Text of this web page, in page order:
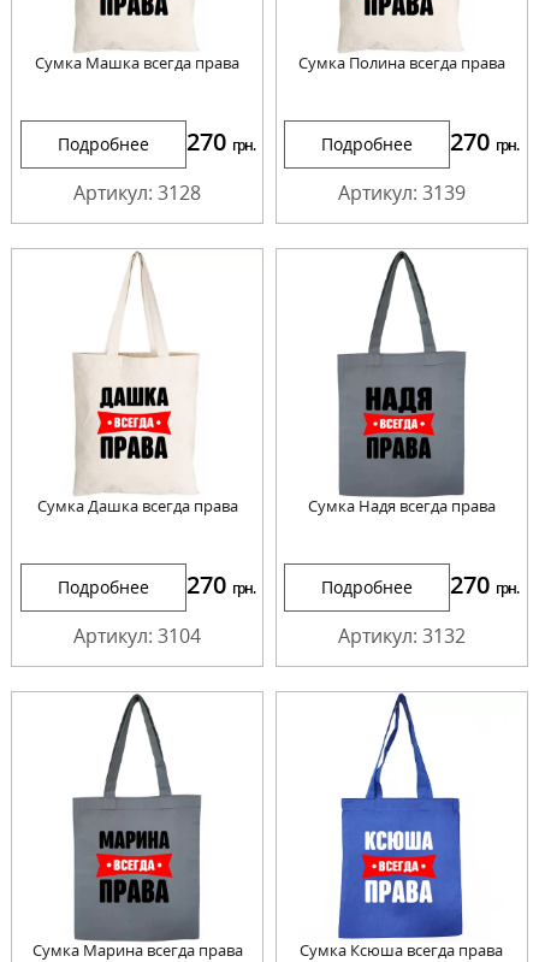
Сумка Машка всегда права
Подробнее 270 грн.
Артикул: 3128
Сумка Полина всегда права
Подробнее 270 грн.
Артикул: 3139
Сумка Дашка всегда права
Подробнее 270 грн.
Артикул: 3104
Сумка Надя всегда права
Подробнее 270 грн.
Артикул: 3132
Сумка Марина всегда права Сумка Ксюша всегда права